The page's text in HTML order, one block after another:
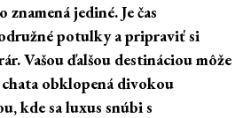
jediné. Je čas
potulky a pripraviť si
Vašou ďalšou destináciou môže
obklopená divokou
kde sa luxus snúbi s